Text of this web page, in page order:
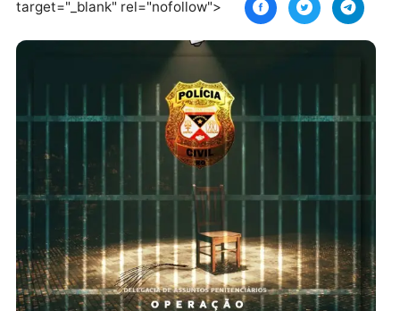
deflagra-operacao-flagelo-em-porto-
%0Ahttps://www.instagram.com/jhnoticias/"
target="_blank" rel="nofollow">